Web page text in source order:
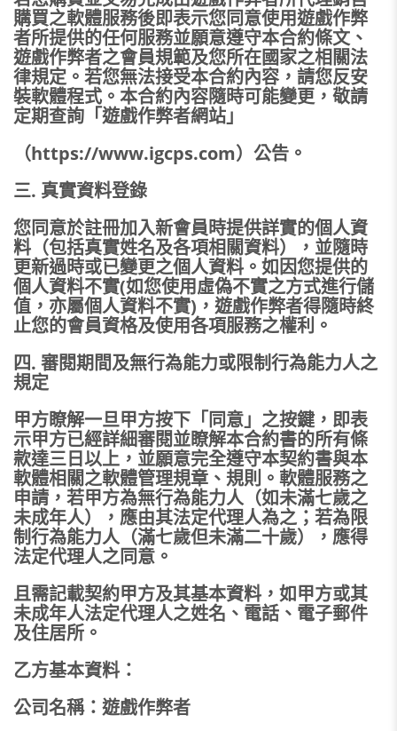
購買之軟體服務後即表示您同意使用遊戲作弊
者所提供的任何服務並願意遵守本合約條文、
遊戲作弊者之會員規範及您所在國家之相關法
律規定。若您無法接受本合約內容，請您反安
裝軟體程式。本合約內容隨時可能變更，敬請
定期查詢「遊戲作弊者網站」
（https://www.igcps.com）公告。
三. 真實資料登錄
您同意於註冊加入新會員時提供詳實的個人資
料（包括真實姓名及各項相關資料），並隨時
更新過時或已變更之個人資料。如因您提供的
個人資料不實(如您使用虛偽不實之方式進行儲
值，亦屬個人資料不實)，遊戲作弊者得隨時終
止您的會員資格及使用各項服務之權利。
四. 審閱期間及無行為能力或限制行為能力人之
規定
甲方瞭解一旦甲方按下「同意」之按鍵，即表
示甲方已經詳細審閱並瞭解本合約書的所有條
款達三日以上，並願意完全遵守本契約書與本
軟體相關之軟體管理規章、規則。軟體服務之
申請，若甲方為無行為能力人（如未滿七歲之
未成年人），應由其法定代理人為之；若為限
制行為能力人（滿七歲但未滿二十歲），應得
法定代理人之同意。
且需記載契約甲方及其基本資料，如甲方或其
未成年人法定代理人之姓名、電話、電子郵件
及住居所。
乙方基本資料：
公司名稱：遊戲作弊者